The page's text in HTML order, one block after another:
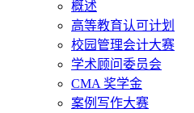
概述
高等教育认可计划
校园管理会计大赛
学术顾问委员会
CMA 奖学金
案例写作大赛